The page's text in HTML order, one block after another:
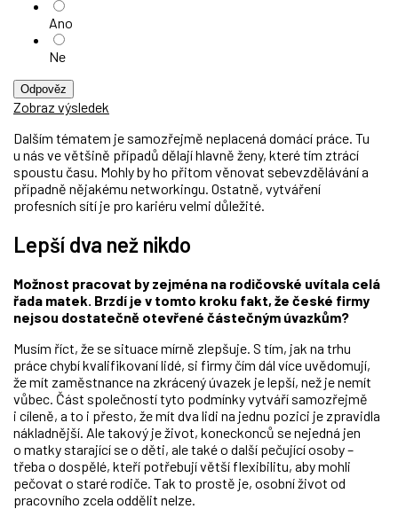
Ano
Ne
Odpověz
Zobraz výsledek
Dalším tématem je samozřejmě neplacená domácí práce. Tu
u nás ve většině případů dělají hlavně ženy, které tím ztrácí
spoustu času. Mohly by ho přitom věnovat sebevzdělávání a
případně nějakému networkingu. Ostatně, vytváření
profesních sítí je pro kariéru velmi důležité.
Lepší dva než nikdo
Možnost pracovat by zejména na rodičovské uvítala celá
řada matek. Brzdí je v tomto kroku fakt, že české firmy
nejsou dostatečně otevřené částečným úvazkům?
Musím říct, že se situace mírně zlepšuje. S tím, jak na trhu
práce chybí kvalifikovaní lidé, si firmy čím dál více uvědomují,
že mít zaměstnance na zkrácený úvazek je lepší, než je nemít
vůbec. Část společností tyto podmínky vytváří samozřejmě
i cíleně, a to i přesto, že mít dva lidi na jednu pozici je zpravidla
nákladnější. Ale takový je život, koneckonců se nejedná jen
o matky starající se o děti, ale také o další pečující osoby –
třeba o dospělé, kteří potřebují větší flexibilitu, aby mohli
pečovat o staré rodiče. Tak to prostě je, osobní život od
pracovního zcela oddělit nelze.